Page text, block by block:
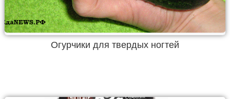
Огурчики для твердых ногтей